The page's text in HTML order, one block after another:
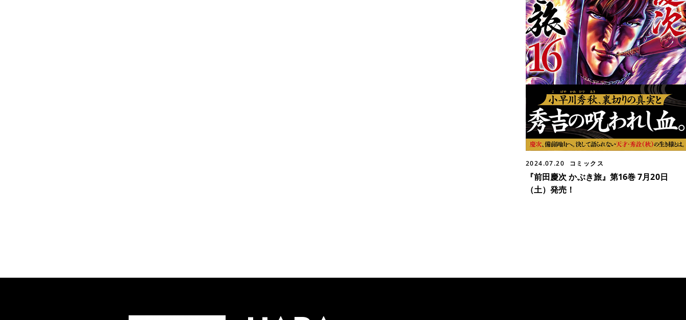
2024.07.20 コミックス
『前田慶次 かぶき旅』第16巻 7月20日
（土）発売！